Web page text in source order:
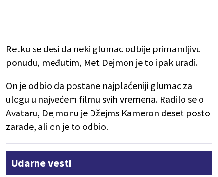
Retko se desi da neki glumac odbije primamljivu
ponudu, međutim, Met Dejmon je to ipak uradi.
On je odbio da postane najplaćeniji glumac za
ulogu u najvećem filmu svih vremena. Radilo se o
Avataru, Dejmonu je Džejms Kameron deset posto
zarade, ali on je to odbio.
Udarne vesti